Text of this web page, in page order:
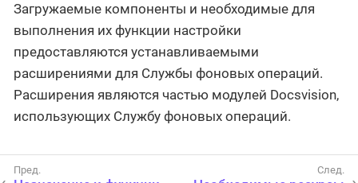
Загружаемые компоненты и необходимые для
выполнения их функции настройки
предоставляются устанавливаемыми
расширениями для Службы фоновых операций.
Расширения являются частью модулей Docsvision,
использующих Службу фоновых операций.